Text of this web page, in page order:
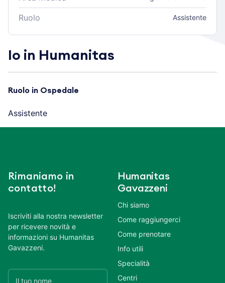
Ruolo Assistente
Io in Humanitas
Ruolo in Ospedale
Assistente
Rimaniamo in
contatto!
Iscriviti alla nostra newsletter
per ricevere novità e
informazioni su Humanitas
Gavazzeni.
Humanitas
Gavazzeni
Chi siamo
Come raggiungerci
Come prenotare
Info utili
Specialità
Centri